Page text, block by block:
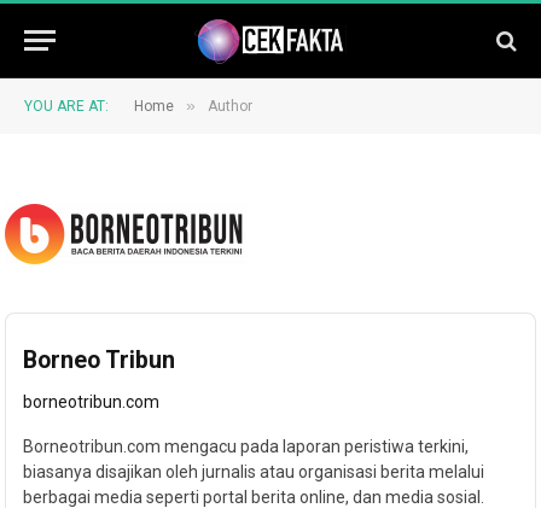
YOU ARE AT: Home » Author
Borneo Tribun
borneotribun.com
Borneotribun.com mengacu pada laporan peristiwa terkini,
biasanya disajikan oleh jurnalis atau organisasi berita melalui
berbagai media seperti portal berita online, dan media sosial.